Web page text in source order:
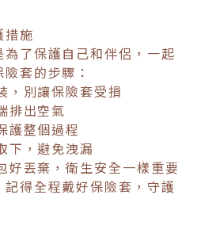
施
了保護自己和伴侶，一起
套的步驟：
，別讓保險套受損
排出空氣
護整個過程
下，避免洩漏
好丟棄，衛生安全一樣重要
得全程戴好保險套，守護